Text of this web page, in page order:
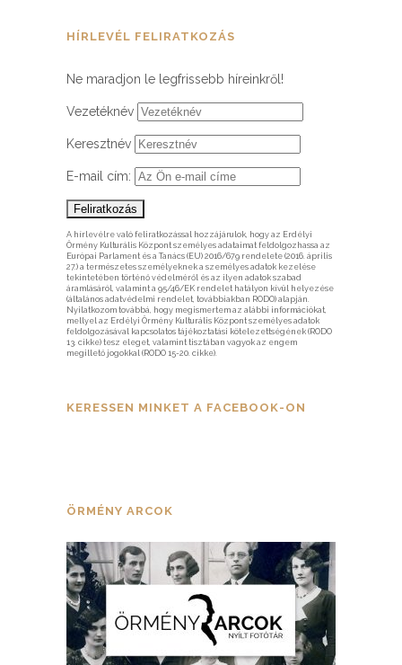
HÍRLEVÉL FELIRATKOZÁS
Ne maradjon le legfrissebb híreinkről!
Vezetéknév
Keresztnév
E-mail cím:
A hírlevélre való feliratkozással hozzájárulok, hogy az Erdélyi
Örmény Kulturális Központ személyes adataimat feldolgozhassa az
Európai Parlament és a Tanács (EU) 2016/679 rendelete (2016. április
27.) a természetes személyeknek a személyes adatok kezelése
tekintetében történő védelméről és az ilyen adatok szabad
áramlásáról, valamint a 95/46/EK rendelet hatályon kívül helyezése
(általános adatvédelmi rendelet, továbbiakban RODO) alapján.
Nyilatkozom továbbá, hogy megismertem az alábbi információkat,
mellyel az Erdélyi Örmény Kulturális Központ személyes adatok
feldolgozásával kapcsolatos tájékoztatási kötelezettségének (RODO
13. cikke) tesz eleget, valamint tisztában vagyok az engem
megillető jogokkal (RODO 15-20. cikke).
KERESSEN MINKET A FACEBOOK-ON
ÖRMÉNY ARCOK